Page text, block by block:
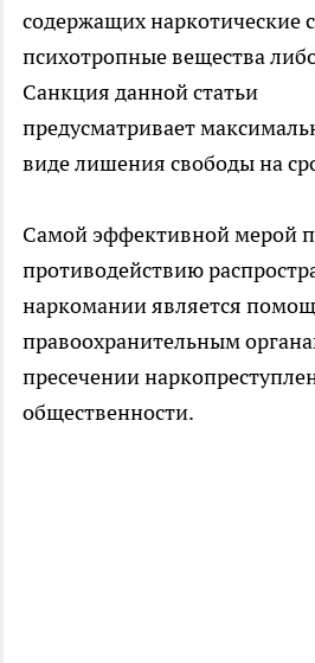
содержащих наркотические
психотропные вещества
Санкция данной статьи
предусматривает
виде лишения свободы на
Самой эффективной мерой
противодействию
наркомании является
правоохранительным
пресечении
общественности.